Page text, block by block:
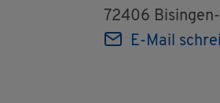
72406
E-Mail